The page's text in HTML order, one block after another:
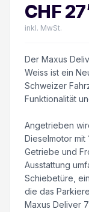
CHF
inkl. MwSt.
Der Maxus
Weiss ist ein
Schweizer
Funktionalität
Angetrieben
Dieselmotor mit
Getriebe und
Ausstattung
Schiebetüre,
die das
Maxus Deliver